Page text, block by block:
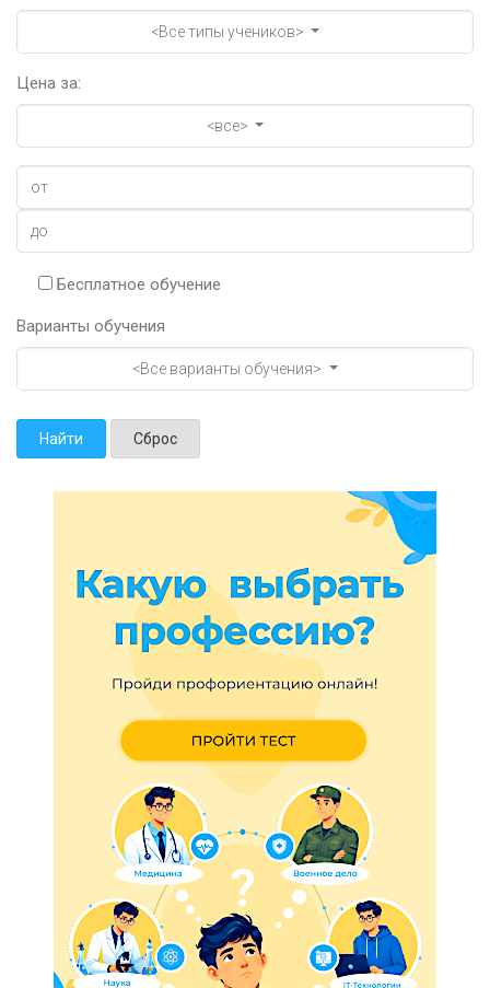
<Все типы учеников>
Цена за:
<все>
Бесплатное обучение
Варианты обучения
<Все варианты обучения>
Найти Сброс